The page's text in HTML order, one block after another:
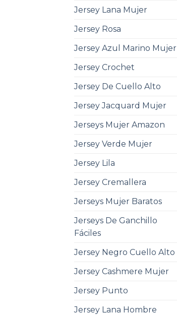
Jersey Lana Mujer
Jersey Rosa
Jersey Azul Marino Mujer
Jersey Crochet
Jersey De Cuello Alto
Jersey Jacquard Mujer
Jerseys Mujer Amazon
Jersey Verde Mujer
Jersey Lila
Jersey Cremallera
Jerseys Mujer Baratos
Jerseys De Ganchillo
Fáciles
Jersey Negro Cuello Alto
Jersey Cashmere Mujer
Jersey Punto
Jersey Lana Hombre